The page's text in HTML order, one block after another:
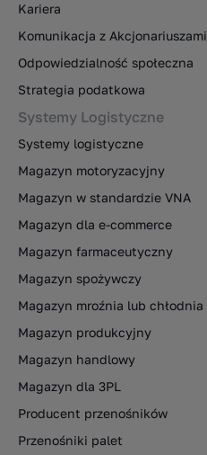
Kariera
Komunikacja z Akcjonariuszami
Odpowiedzialność społeczna
Strategia podatkowa
Systemy Logistyczne
Systemy logistyczne
Magazyn motoryzacyjny
Magazyn w standardzie VNA
Magazyn dla e-commerce
Magazyn farmaceutyczny
Magazyn spożywczy
Magazyn mroźnia lub chłodnia
Magazyn produkcyjny
Magazyn handlowy
Magazyn dla 3PL
Producent przenośników
Przenośniki palet